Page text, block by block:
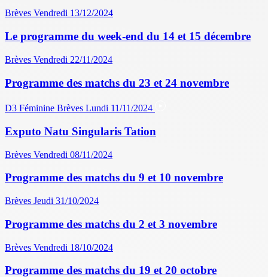
Brèves Vendredi 13/12/2024
Le programme du week-end du 14 et 15 décembre
Brèves Vendredi 22/11/2024
Programme des matchs du 23 et 24 novembre
D3 Féminine Brèves Lundi 11/11/2024
Exputo Natu Singularis Tation
Brèves Vendredi 08/11/2024
Programme des matchs du 9 et 10 novembre
Brèves Jeudi 31/10/2024
Programme des matchs du 2 et 3 novembre
Brèves Vendredi 18/10/2024
Programme des matchs du 19 et 20 octobre